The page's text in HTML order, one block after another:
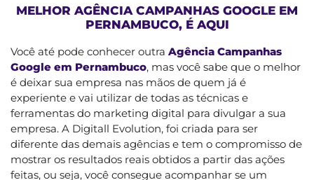
MELHOR AGÊNCIA CAMPANHAS GOOGLE EM
PERNAMBUCO, É AQUI
Você até pode conhecer outra Agência Campanhas
Google em Pernambuco, mas você sabe que o melhor
é deixar sua empresa nas mãos de quem já é
experiente e vai utilizar de todas as técnicas e
ferramentas do marketing digital para divulgar a sua
empresa. A Digitall Evolution, foi criada para ser
diferente das demais agências e tem o compromisso de
mostrar os resultados reais obtidos a partir das ações
feitas, ou seja, você consegue acompanhar se um